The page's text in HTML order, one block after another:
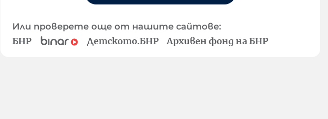
Или проверете още от нашите сайтове:
БНР Детското.БНР Архивен фонд на БНР